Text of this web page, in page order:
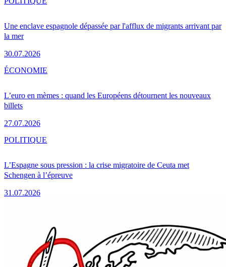
Une enclave espagnole dépassée par l'afflux de migrants arrivant par
la mer
30.07.2026
L’euro en mèmes : quand les Européens détournent les nouveaux
billets
27.07.2026
ÉCONOMIE
L’Espagne sous pression : la crise migratoire de Ceuta met
Schengen à l’épreuve
31.07.2026
POLITIQUE